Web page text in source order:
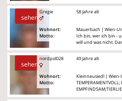
sehen
Gregie
Wohnort:
Motto:
58 Jahre alt
Mauerbach | Wien-
Ich bin, wer ich bin -
will und was nicht.
sehen
nordpol028
Wohnort:
Motto:
49 Jahre alt
Kleinneusiedl |